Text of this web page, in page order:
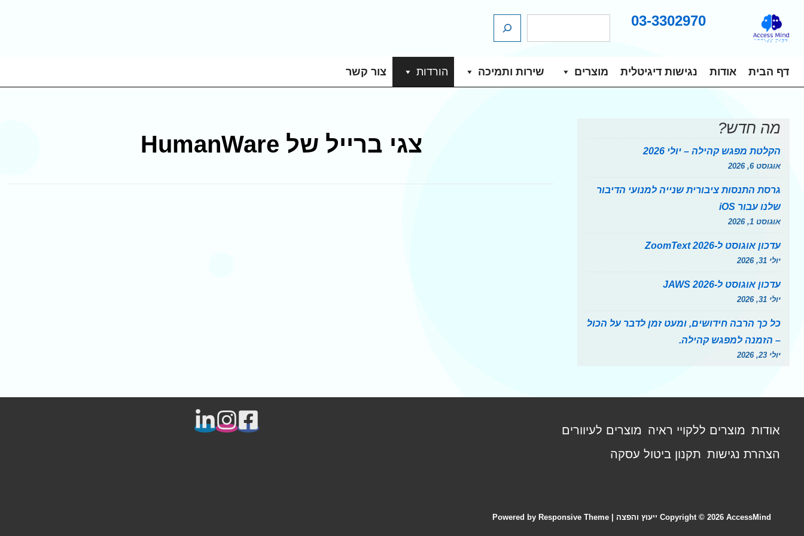
לתוכן
03-3302970
ש
דף הבית אודות נגישות דיגיטלית מוצרים שירות ותמיכה הורדות צור קשר
צגי ברייל של HumanWare
מה חדש?
הקלטת מפגש קהילה – יולי 2026
אוגוסט 6, 2026
גרסת התנסות ציבורית שנייה למנועי הדיבור
שלנו עבור iOS
אוגוסט 1, 2026
עדכון אוגוסט ל-ZoomText 2026
יולי 31, 2026
עדכון אוגוסט ל-JAWS 2026
יולי 31, 2026
כל כך הרבה חידושים, ומעט זמן לדבר על הכול
– הזמנה למפגש קהילה.
יולי 23, 2026
תפריט
פוטר
אודות מוצרים ללקויי ראיה מוצרים לעיוורים
הצהרת נגישות תקנון ביטול עסקה
Copyright © 2026 AccessMind ייעוץ והפצה Responsive Theme